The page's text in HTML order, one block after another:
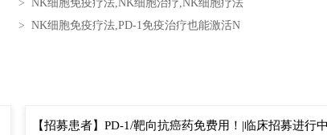
>
NK细胞免疫疗法,NK细胞治疗,NK细胞疗法
> NK细胞免疫疗法,PD-1免疫治疗也能激活N
【招募患者】PD-1/靶向抗癌药免费用！|临床招募进行